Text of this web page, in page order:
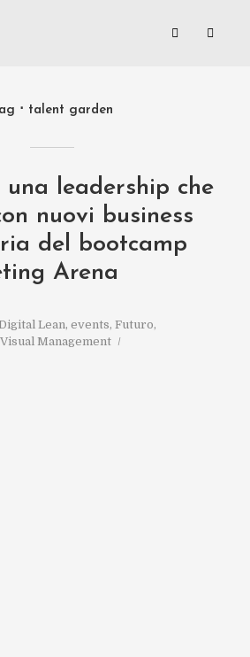
talent garden
una leadership che
nuovi business
del bootcamp
Arena
Lean, events, Futuro,
Visual Management